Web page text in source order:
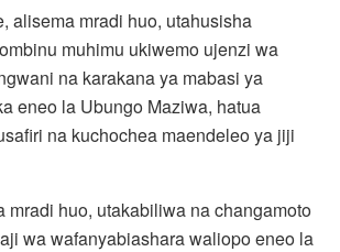
alisema mradi huo, utahusisha
muhimu ukiwemo ujenzi wa
na karakana ya mabasi ya
eneo la Ubungo Maziwa, hatua
na kuchochea maendeleo ya jiji
mradi huo, utakabiliwa na changamoto
wa wafanyabiashara waliopo eneo la